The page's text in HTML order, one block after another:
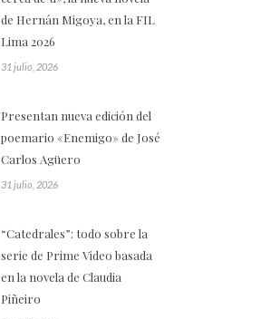
de Hernán Migoya, en la FIL
Lima 2026
31 julio, 2026
Presentan nueva edición del
poemario «Enemigo» de José
Carlos Agüero
31 julio, 2026
“Catedrales”: todo sobre la
serie de Prime Video basada
en la novela de Claudia
Piñeiro